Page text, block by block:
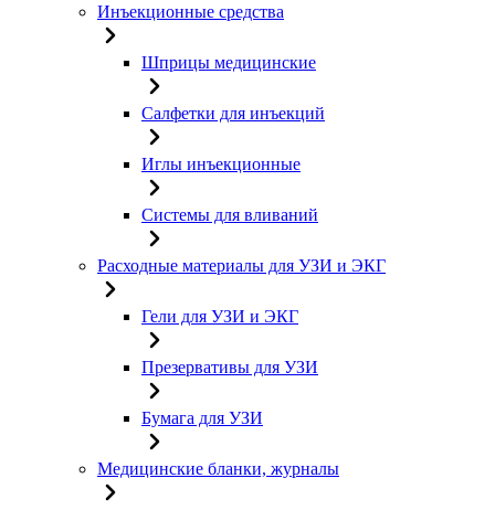
Инъекционные средства
Шприцы медицинские
Салфетки для инъекций
Иглы инъекционные
Системы для вливаний
Расходные материалы для УЗИ и ЭКГ
Гели для УЗИ и ЭКГ
Презервативы для УЗИ
Бумага для УЗИ
Медицинские бланки, журналы